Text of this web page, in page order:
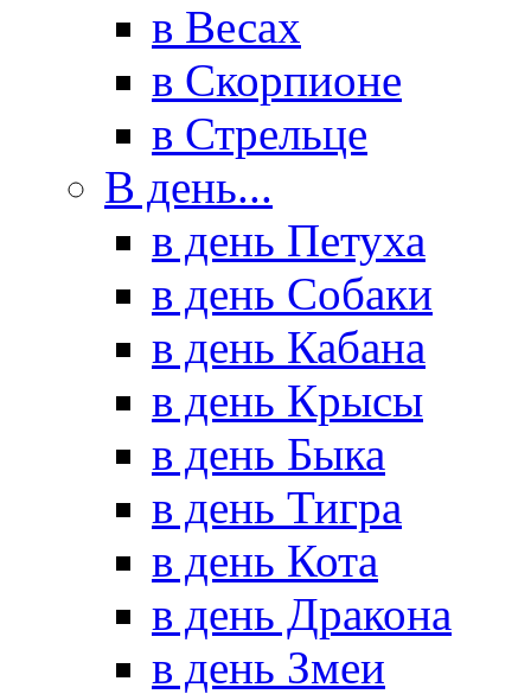
в Весах
в Скорпионе
в Стрельце
В день...
в день Петуха
в день Собаки
в день Кабана
в день Крысы
в день Быка
в день Тигра
в день Кота
в день Дракона
в день Змеи